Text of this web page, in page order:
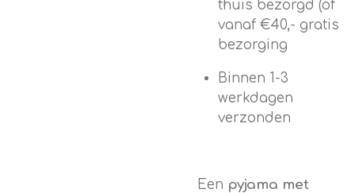
thuis bezorgd (of
vanaf €40,- gratis
bezorging
Binnen 1-3
werkdagen
verzonden
Een pyjama met